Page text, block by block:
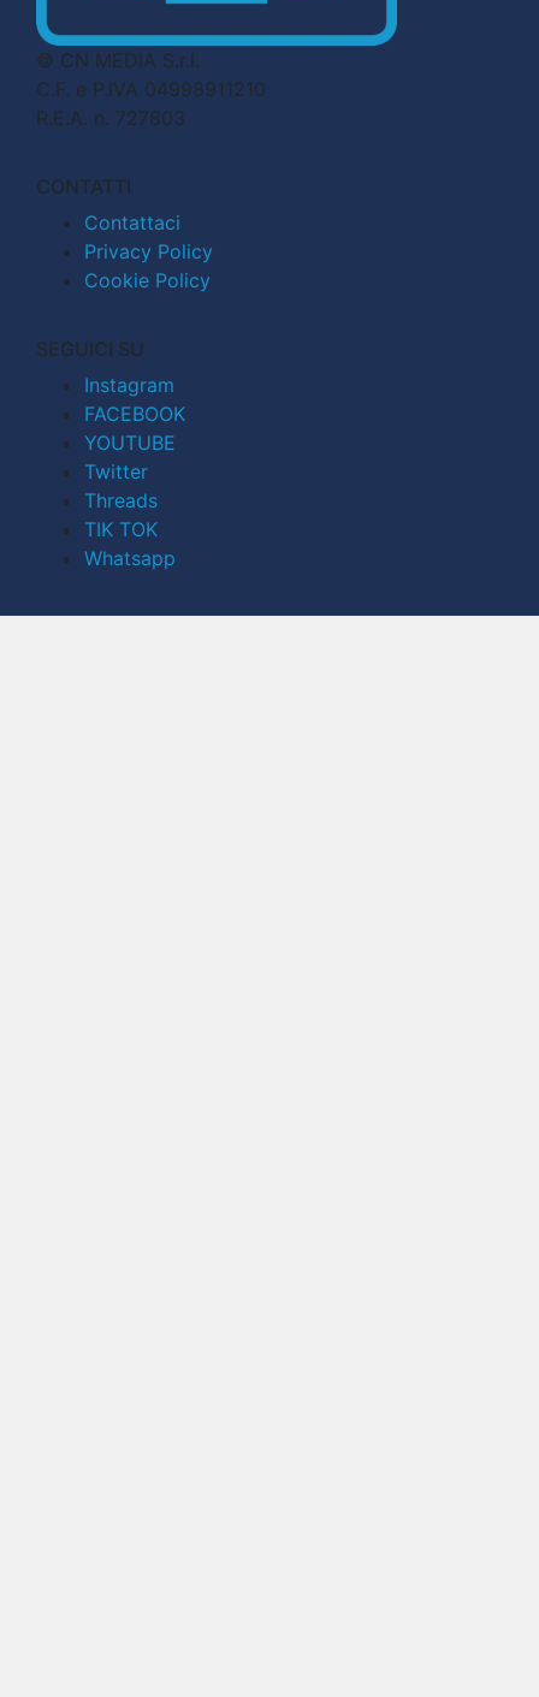
© CN MEDIA S.r.l.
C.F. e P.IVA 04998911210
R.E.A. n. 727803
CONTATTI
Contattaci
Privacy Policy
Cookie Policy
SEGUICI SU
Instagram
FACEBOOK
YOUTUBE
Twitter
Threads
TIK TOK
Whatsapp